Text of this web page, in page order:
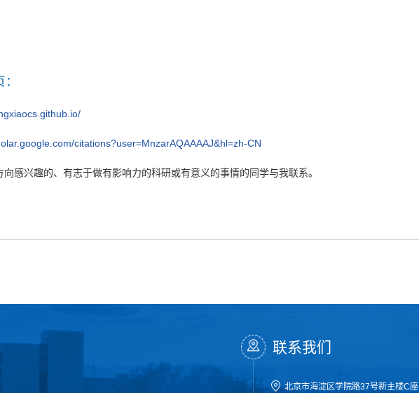
citations?user=MnzarAQAAAAJ&hl=zh-CN
向感兴趣的、有志于做有影响力的科研或有意义的事情的同学与我联系。
联系我们
北京市海淀区学院路37号新主楼C座